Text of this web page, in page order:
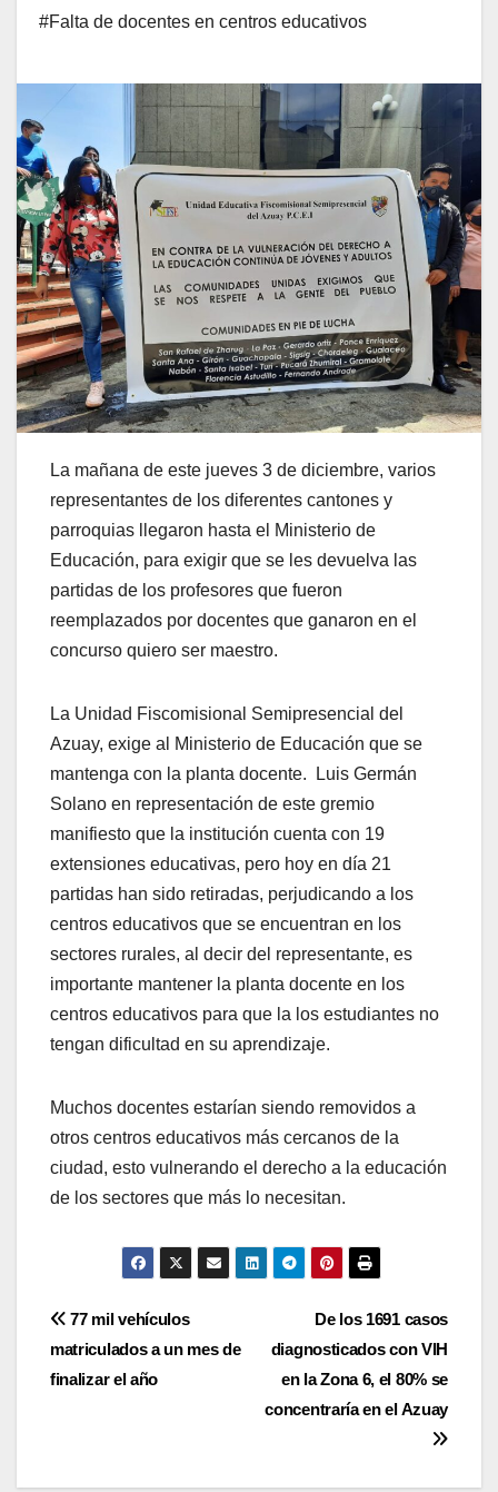
#Falta de docentes en centros educativos
La mañana de este jueves 3 de diciembre, varios
representantes de los diferentes cantones y
parroquias llegaron hasta el Ministerio de
Educación, para exigir que se les devuelva las
partidas de los profesores que fueron
reemplazados por docentes que ganaron en el
concurso quiero ser maestro.
La Unidad Fiscomisional Semipresencial del
Azuay, exige al Ministerio de Educación que se
mantenga con la planta docente. Luis Germán
Solano en representación de este gremio
manifiesto que la institución cuenta con 19
extensiones educativas, pero hoy en día 21
partidas han sido retiradas, perjudicando a los
centros educativos que se encuentran en los
sectores rurales, al decir del representante, es
importante mantener la planta docente en los
centros educativos para que la los estudiantes no
tengan dificultad en su aprendizaje.
Muchos docentes estarían siendo removidos a
otros centros educativos más cercanos de la
ciudad, esto vulnerando el derecho a la educación
de los sectores que más lo necesitan.
Navegación
de
De los 1691 casos
diagnosticados con VIH
en la Zona 6, el 80% se
concentraría en el Azuay
77 mil vehículos
matriculados a un mes de
finalizar el año